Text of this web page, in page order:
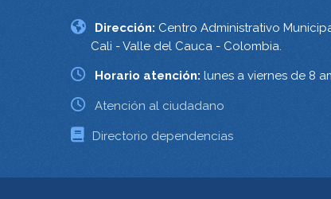
Dirección: Centro Administrativo
Cali - Valle del Cauca - Colombia.
Horario atención: lunes a viernes de 8
Atención al ciudadano
Directorio dependencias